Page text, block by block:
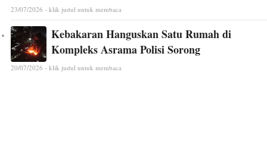
23/07/2026 - klik judul untuk membaca
Kebakaran Hanguskan Satu Rumah di
Kompleks Asrama Polisi Sorong
20/07/2026 - klik judul untuk membaca